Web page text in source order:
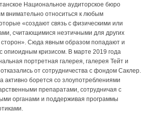
Национальное аудиторское бюро
внимательно относиться к любым
«создают связь с физическими или
считающимися неэтичными для других
сторон». Сюда явным образом попадают и
опиоидным кризисом. В марте 2019 года
портретная галерея, галерея Тейт и
от сотрудничества с фондом Саклер.
активно борется со злоупотреблениями
препаратами, сотрудничая с
органами и поддерживая программы